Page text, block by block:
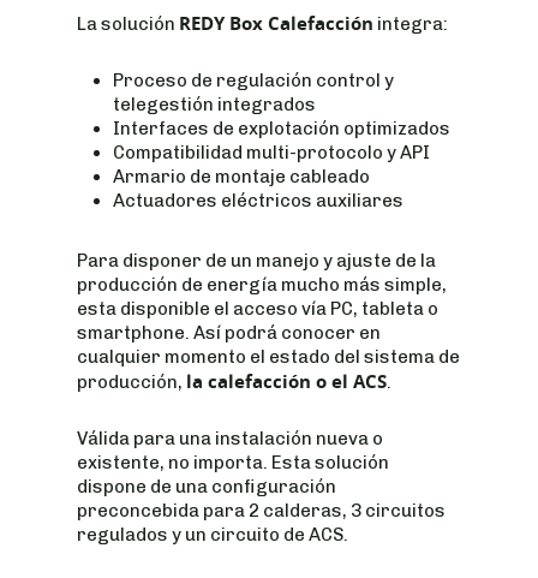
La solución REDY Box Calefacción integra:
Proceso de regulación control y
telegestión integrados
Interfaces de explotación optimizados
Compatibilidad multi-protocolo y API
Armario de montaje cableado
Actuadores eléctricos auxiliares
Para disponer de un manejo y ajuste de la
producción de energía mucho más simple,
esta disponible el acceso vía PC, tableta o
smartphone. Así podrá conocer en
cualquier momento el estado del sistema de
producción, la calefacción o el ACS.
Válida para una instalación nueva o
existente, no importa. Esta solución
dispone de una configuración
preconcebida para 2 calderas, 3 circuitos
regulados y un circuito de ACS.